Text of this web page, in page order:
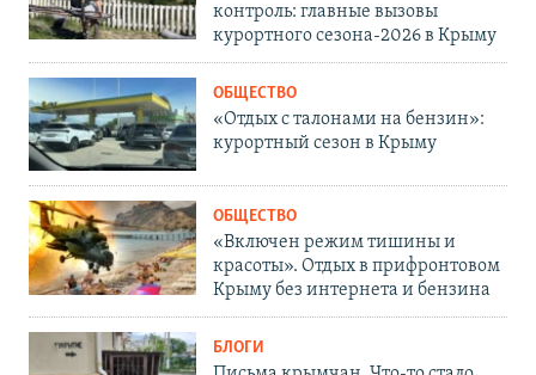
контроль: главные вызовы
курортного сезона-2026 в Крыму
ОБЩЕСТВО
«Отдых с талонами на бензин»:
курортный сезон в Крыму
ОБЩЕСТВО
«Включен режим тишины и
красоты». Отдых в прифронтовом
Крыму без интернета и бензина
БЛОГИ